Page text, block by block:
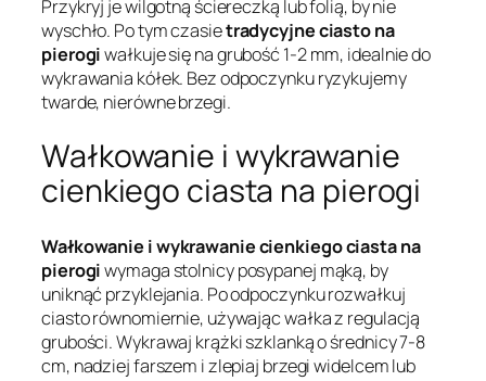
Przykryj je wilgotną ściereczką lub folią, by nie
wyschło. Po tym czasietradycyjne ciasto na
pierogiwałkuje się na grubość 1-2 mm, idealnie do
wykrawania kółek. Bez odpoczynku ryzykujemy
twarde, nierówne brzegi.
Wałkowanie i wykrawanie
cienkiego ciasta na pierogi
Wałkowanie i wykrawanie cienkiego ciasta na
pierogiwymaga stolnicy posypanej mąką, by
uniknąć przyklejania. Po odpoczynku rozwałkuj
ciasto równomiernie, używając wałka z regulacją
grubości. Wykrawaj krążki szklanką o średnicy 7-8
cm, nadziej farszem i zlepiaj brzegi widelcem lub